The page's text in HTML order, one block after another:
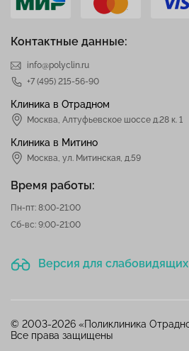
Контактные данные:
info@polyclin.ru
+7 (495) 215-56-90
Клиника в Отрадном
Москва, Алтуфьевское шоссе д.28 к. 1
Клиника в Митино
Москва, ул. Митинская, д.59
Время работы:
Пн-пт: 8:00-21:00
Сб-вс: 9:00-21:00
Версия для слабовидящих
© 2003-2026 «Поликлиника
Все права защищены